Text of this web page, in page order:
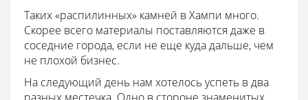
Таких «распилинных» камней в Хампи много.
Скорее всего материалы поставляются даже в
соседние города, если не еще куда дальше, чем
не плохой бизнес.
На следующий день нам хотелось успеть в два